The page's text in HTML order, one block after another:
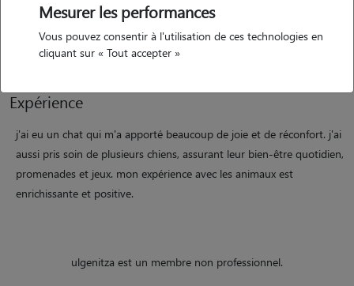
enrichit ma vie de manière significative, offrant amour et soutien
inconditionnels.
Expérience
j'ai eu un chat qui m'a apporté beaucoup de joie et de réconfort. j'ai
aussi pris soin de plusieurs chiens, assurant leur bien-être quotidien,
promenades et jeux. mon expérience avec les animaux est
enrichissante et positive.
ulgenitza est un membre non professionnel.
Mesurer les performances
Vous pouvez consentir à l'utilisation de ces technologies en
cliquant sur « Tout accepter »